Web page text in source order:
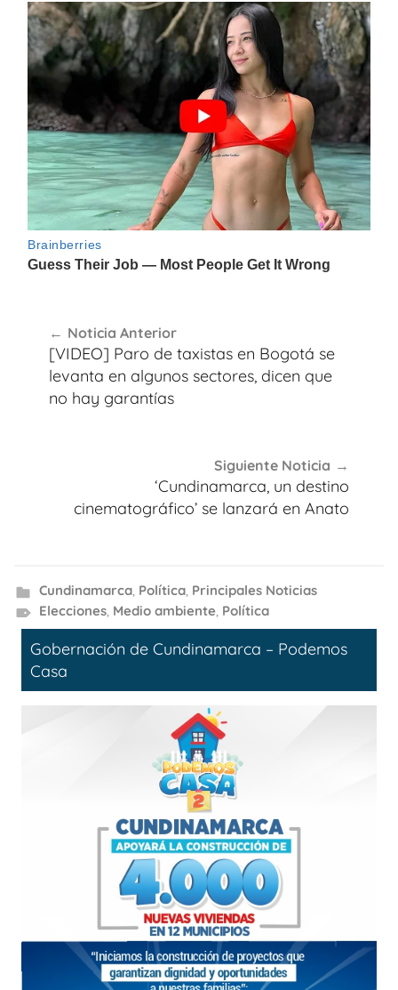
de
entradas
Noticia Anterior
[VIDEO] Paro de taxistas en Bogotá se
levanta en algunos sectores, dicen que
no hay garantías
Siguiente Noticia
‘Cundinamarca, un destino
cinematográfico’ se lanzará en Anato
Cundinamarca, Política, Principales Noticias
Elecciones, Medio ambiente, Política
Gobernación de Cundinamarca – Podemos
Casa